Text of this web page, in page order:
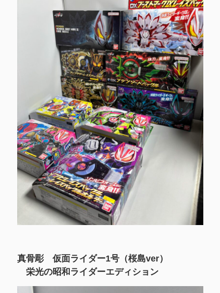
真骨彫 仮面ライダー1号（桜島ver）
栄光の昭和ライダーエディション